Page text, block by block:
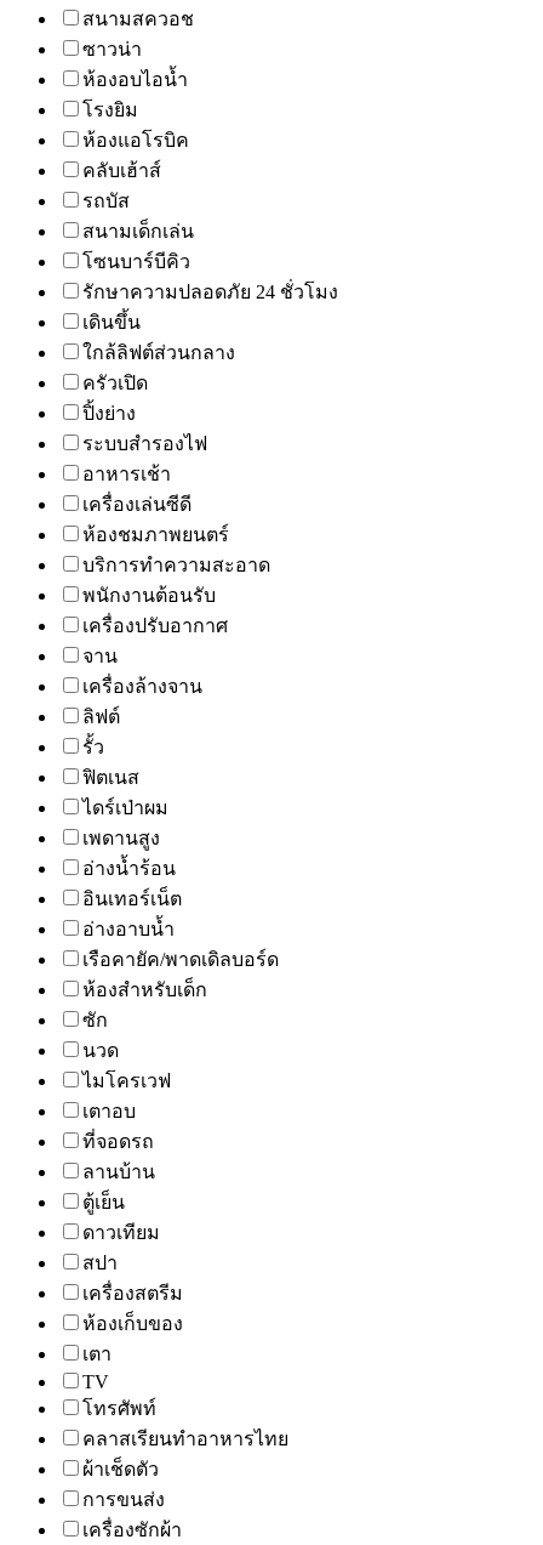
สนามสควอช
ซาวน่า
ห้องอบไอน้ำ
โรงยิม
ห้องแอโรบิค
คลับเฮ้าส์
รถบัส
สนามเด็กเล่น
โซนบาร์บีคิว
รักษาความปลอดภัย 24 ชั่วโมง
เดินขึ้น
ใกล้ลิฟต์ส่วนกลาง
ครัวเปิด
ปิ้งย่าง
ระบบสำรองไฟ
อาหารเช้า
เครื่องเล่นซีดี
ห้องชมภาพยนตร์
บริการทำความสะอาด
พนักงานต้อนรับ
เครื่องปรับอากาศ
จาน
เครื่องล้างจาน
ลิฟต์
รั้ว
ฟิตเนส
ไดร์เป่าผม
เพดานสูง
อ่างน้ำร้อน
อินเทอร์เน็ต
อ่างอาบน้ำ
เรือคายัค/พาดเดิลบอร์ด
ห้องสำหรับเด็ก
ซัก
นวด
ไมโครเวฟ
เตาอบ
ที่จอดรถ
ลานบ้าน
ตู้เย็น
ดาวเทียม
สปา
เครื่องสตรีม
ห้องเก็บของ
เตา
TV
โทรศัพท์
คลาสเรียนทำอาหารไทย
ผ้าเช็ดตัว
การขนส่ง
เครื่องซักผ้า